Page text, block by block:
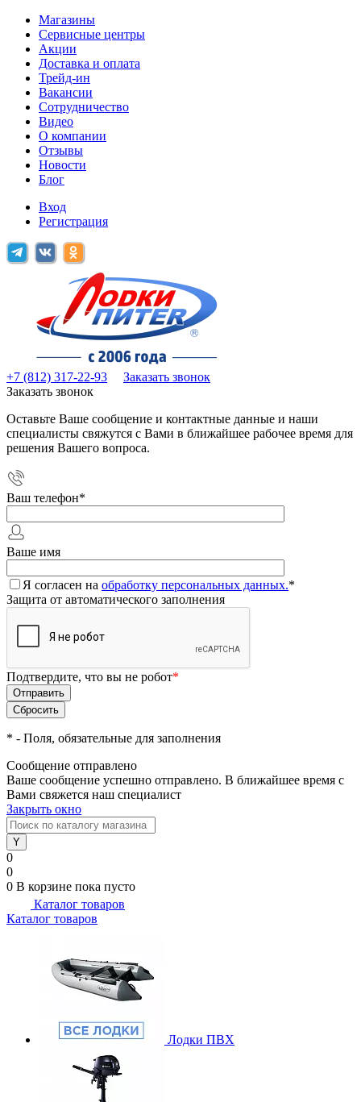
Магазины
Сервисные центры
Акции
Доставка и оплата
Трейд-ин
Вакансии
Сотрудничество
Видео
О компании
Отзывы
Новости
Блог
Вход
Регистрация
+7 (812) 317-22-93
Заказать звонок
Заказать звонок
Оставьте Ваше сообщение и контактные данные и наши
специалисты свяжутся с Вами в ближайшее рабочее время для
решения Вашего вопроса.
Ваш телефон*
Ваше имя
Я согласен на обработку персональных данных.*
Защита от автоматического заполнения
Подтвердите, что вы не робот*
* - Поля, обязательные для заполнения
Сообщение отправлено
Ваше сообщение успешно отправлено. В ближайшее время с
Вами свяжется наш специалист
Закрыть окно
0
0
0 В корзине пока пусто
Каталог товаров
Каталог товаров
Лодки ПВХ